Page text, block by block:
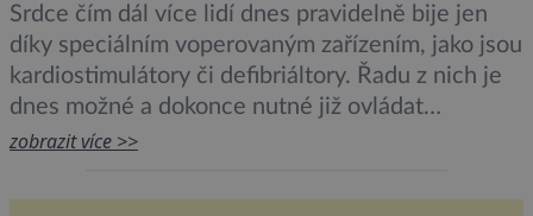
Srdce čím dál více lidí dnes pravidelně bije jen
díky speciálním voperovaným zařízením, jako jsou
kardiostimulátory či defibriáltory. Řadu z nich je
dnes možné a dokonce nutné již ovládat
prostřednictvím signálů zvenčí. Riziko, že se vám
bezpečnostním heslem. Pro jistotu si jej však
zobrazit více >>